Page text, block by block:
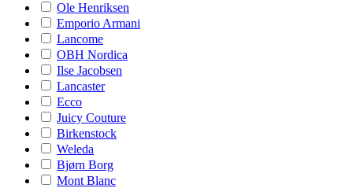
Ole Henriksen
Emporio Armani
Lancome
OBH Nordica
Ilse Jacobsen
Lancaster
Ecco
Juicy Couture
Birkenstock
Weleda
Bjørn Borg
Mont Blanc